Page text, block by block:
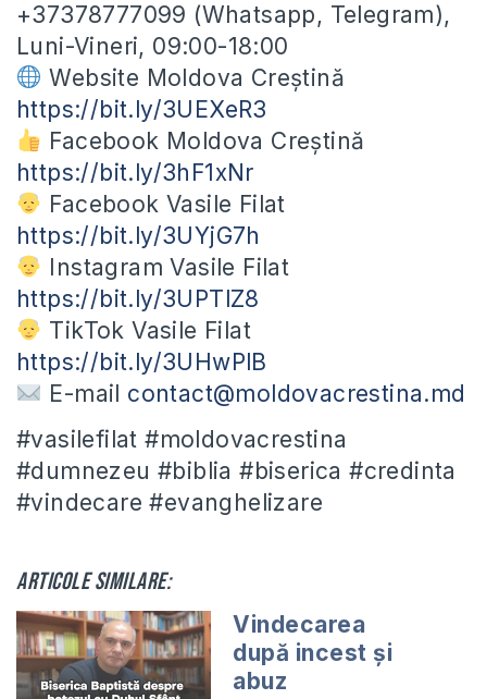
+37378777099 (Whatsapp, Telegram),
Luni-Vineri, 09:00-18:00
Website Moldova Creștină
https://bit.ly/3UEXeR3
Facebook Moldova Creștină
https://bit.ly/3hF1xNr
Facebook Vasile Filat
https://bit.ly/3UYjG7h
Instagram Vasile Filat
https://bit.ly/3UPTlZ8
TikTok Vasile Filat
https://bit.ly/3UHwPlB
E-mail contact@moldovacrestina.md
#vasilefilat #moldovacrestina
#dumnezeu #biblia #biserica #credinta
#vindecare #evanghelizare
Articole similare:
Vindecarea
după incest și
abuz